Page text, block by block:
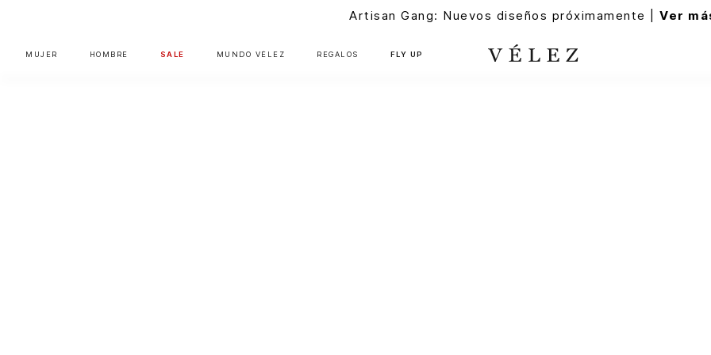
Artisan Gang: Nuevos diseños próximamente |Ver
MUJER HOMBRE SALE MUNDO VÉLEZ REGALOS FLY UP